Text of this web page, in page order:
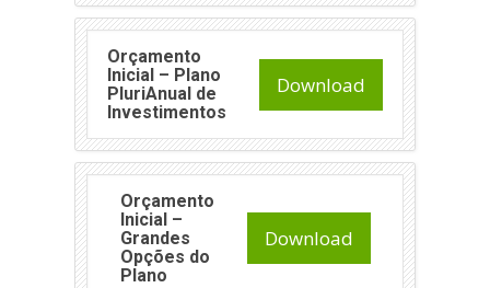
Orçamento
Inicial – Plano
PluriAnual de
Investimentos
Download
Orçamento
Inicial –
Grandes
Opções do
Plano
Download